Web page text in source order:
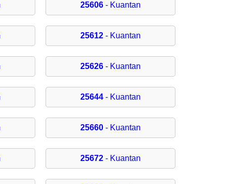
25606- Kuantan
25612- Kuantan
25626- Kuantan
25644- Kuantan
25660- Kuantan
25672- Kuantan